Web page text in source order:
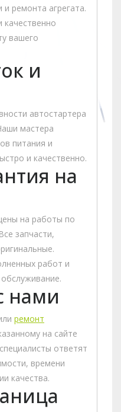
и ремонта агрегата.
вашего
и
автостартера
мастера
питания и
и качественно.
на
на работы по
запчасти,
работ и
нами
ремонт
на сайте
ответят
времени
качества.